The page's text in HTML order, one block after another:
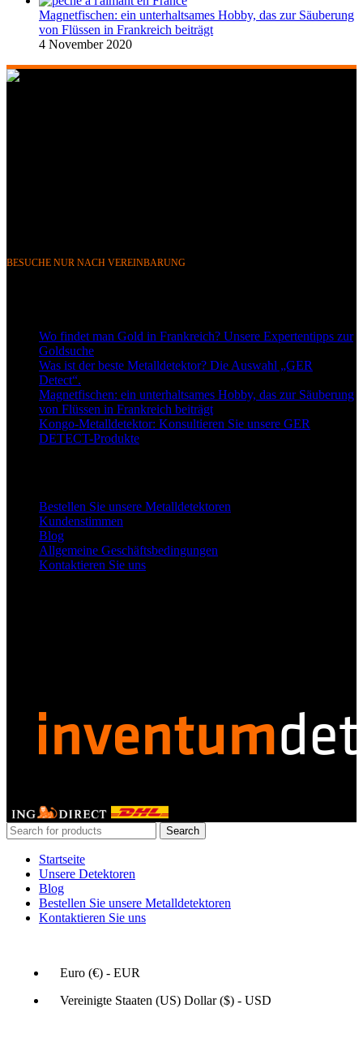
Magnetfischen: ein unterhaltsames Hobby, das zur Säuberung
von Flüssen in Frankreich beiträgt
4 November 2020
BESUCHE NUR NACH VEREINBARUNG
Wo findet man Gold in Frankreich? Unsere Expertentipps zur
Goldsuche
Was ist der beste Metalldetektor? Die Auswahl „GER
Detect“.
Magnetfischen: ein unterhaltsames Hobby, das zur Säuberung
von Flüssen in Frankreich beiträgt
Kongo-Metalldetektor: Konsultieren Sie unsere GER
DETECT-Produkte
Bestellen Sie unsere Metalldetektoren
Kundenstimmen
Blog
Allgemeine Geschäftsbedingungen
Kontaktieren Sie uns
Search
Startseite
Unsere Detektoren
Blog
Bestellen Sie unsere Metalldetektoren
Kontaktieren Sie uns
Euro (€) - EUR
Vereinigte Staaten (US) Dollar ($) - USD